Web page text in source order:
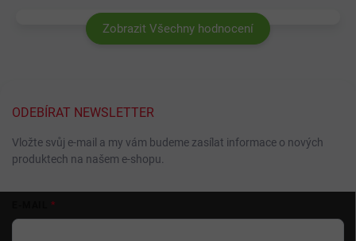
Zobrazit Všechny hodnocení
ODEBÍRAT NEWSLETTER
Vložte svůj e-mail a my vám budeme zasílat informace o nových
produktech na našem e-shopu.